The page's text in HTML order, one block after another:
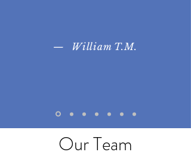
— William T.M.
Our Team